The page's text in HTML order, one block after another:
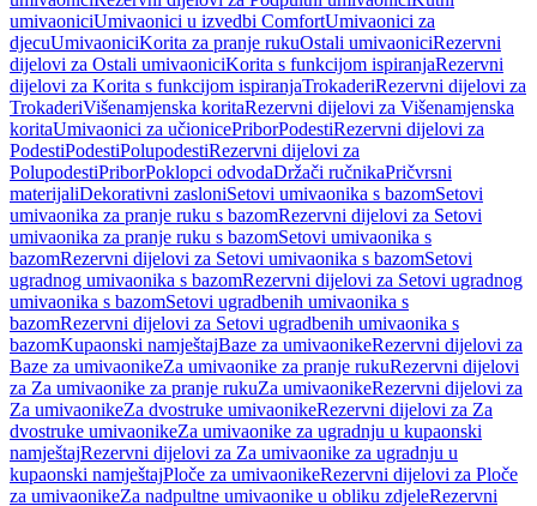
umivaoniciUmivaonici u izvedbi ComfortUmivaonici za
djecuUmivaoniciKorita za pranje rukuOstali umivaoniciRezervni
dijelovi za Ostali umivaoniciKorita s funkcijom ispiranjaRezervni
dijelovi za Korita s funkcijom ispiranjaTrokaderiRezervni dijelovi za
TrokaderiVišenamjenska koritaRezervni dijelovi za Višenamjenska
koritaUmivaonici za učionicePriborPodestiRezervni dijelovi za
PodestiPodestiPolupodestiRezervni dijelovi za
PolupodestiPriborPoklopci odvodaDržači ručnikaPričvrsni
materijaliDekorativni zasloniSetovi umivaonika s bazomSetovi
umivaonika za pranje ruku s bazomRezervni dijelovi za Setovi
umivaonika za pranje ruku s bazomSetovi umivaonika s
bazomRezervni dijelovi za Setovi umivaonika s bazomSetovi
ugradnog umivaonika s bazomRezervni dijelovi za Setovi ugradnog
umivaonika s bazomSetovi ugradbenih umivaonika s
bazomRezervni dijelovi za Setovi ugradbenih umivaonika s
bazomKupaonski namještajBaze za umivaonikeRezervni dijelovi za
Baze za umivaonikeZa umivaonike za pranje rukuRezervni dijelovi
za Za umivaonike za pranje rukuZa umivaonikeRezervni dijelovi za
Za umivaonikeZa dvostruke umivaonikeRezervni dijelovi za Za
dvostruke umivaonikeZa umivaonike za ugradnju u kupaonski
namještajRezervni dijelovi za Za umivaonike za ugradnju u
kupaonski namještajPloče za umivaonikeRezervni dijelovi za Ploče
za umivaonikeZa nadpultne umivaonike u obliku zdjeleRezervni